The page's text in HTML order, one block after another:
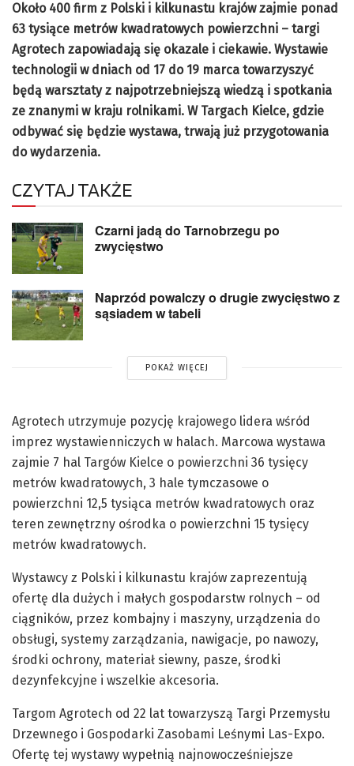
Około 400 firm z Polski i kilkunastu krajów zajmie ponad
63 tysiące metrów kwadratowych powierzchni – targi
Agrotech zapowiadają się okazale i ciekawie. Wystawie
technologii w dniach od 17 do 19 marca towarzyszyć
będą warsztaty z najpotrzebniejszą wiedzą i spotkania
ze znanymi w kraju rolnikami. W Targach Kielce, gdzie
odbywać się będzie wystawa, trwają już przygotowania
do wydarzenia.
CZYTAJ TAKŻE
Czarni jadą do Tarnobrzegu po
zwycięstwo
Naprzód powalczy o drugie zwycięstwo z
sąsiadem w tabeli
POKAŻ WIĘCEJ
Agrotech utrzymuje pozycję krajowego lidera wśród
imprez wystawienniczych w halach. Marcowa wystawa
zajmie 7 hal Targów Kielce o powierzchni 36 tysięcy
metrów kwadratowych, 3 hale tymczasowe o
powierzchni 12,5 tysiąca metrów kwadratowych oraz
teren zewnętrzny ośrodka o powierzchni 15 tysięcy
metrów kwadratowych.
Wystawcy z Polski i kilkunastu krajów zaprezentują
ofertę dla dużych i małych gospodarstw rolnych – od
ciągników, przez kombajny i maszyny, urządzenia do
obsługi, systemy zarządzania, nawigacje, po nawozy,
środki ochrony, materiał siewny, pasze, środki
dezynfekcyjne i wszelkie akcesoria.
Targom Agrotech od 22 lat towarzyszą Targi Przemysłu
Drzewnego i Gospodarki Zasobami Leśnymi Las-Expo.
Ofertę tej wystawy wypełnią najnowocześniejsze